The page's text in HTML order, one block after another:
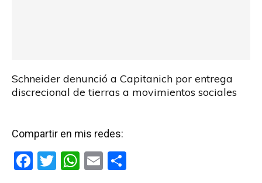
Schneider denunció a Capitanich por entrega
discrecional de tierras a movimientos sociales
Compartir en mis redes:
F
T
W E